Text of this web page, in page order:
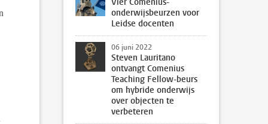
onderwijsbeurzen voor
Leidse docenten
06 juni 2022
Steven Lauritano
ontvangt Comenius
Teaching Fellow-beurs
om hybride onderwijs
over objecten te
verbeteren